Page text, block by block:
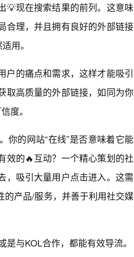
💡现在搜索结果的前列。这意味
合理，并且拥有良好的外部链接
用。
户的痛点和需求，这样才能吸引
取高质量的外部链接，如同为你
度。
你的网站“在线”是否意味着它能
效的🔥互动？一个精心策划的社
，吸引大量用户点击进入。这需
产品/服务，并善于利用社交媒
与KOL合作，都能有效导流。